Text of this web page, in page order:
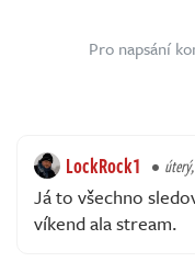
Pro napsání
LockRock1
Já to všechno
víkend ala stream.